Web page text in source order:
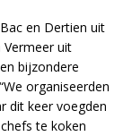
en Dertien uit
Vermeer uit
bijzondere
organiseerden
dit keer voegden
te koken